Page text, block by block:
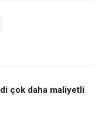
çok daha maliyetli